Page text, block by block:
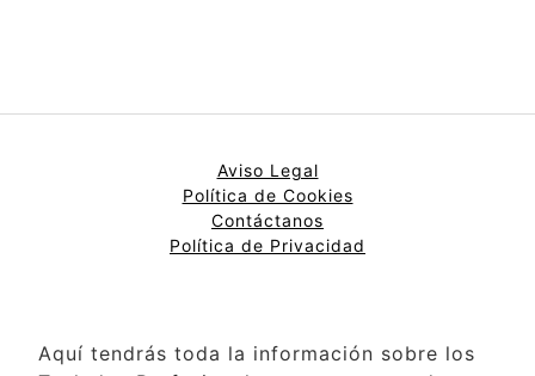
Aviso Legal
Política de Cookies
Contáctanos
Política de Privacidad
Aquí tendrás toda la información sobre los